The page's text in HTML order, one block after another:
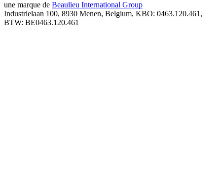
une marque de Beaulieu International Group
Industrielaan 100, 8930 Menen, Belgium, KBO: 0463.120.461,
BTW: BE0463.120.461